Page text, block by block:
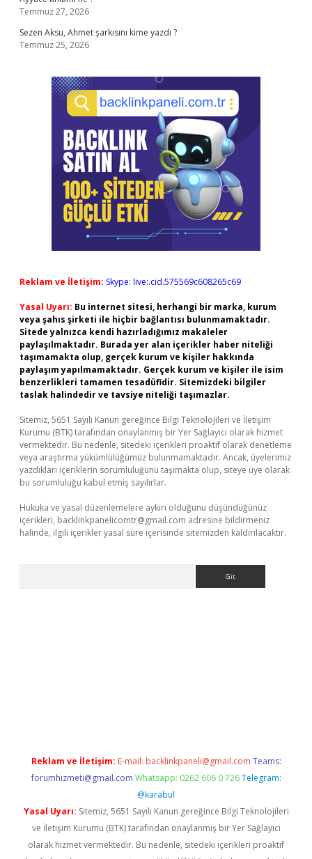
Temmuz 27, 2026
Sezen Aksu, Ahmet şarkısını kime yazdı ?
Temmuz 25, 2026
Reklam ve İletişim: Skype: live:.cid.575569c608265c69
Yasal Uyarı: Bu internet sitesi, herhangi bir marka, kurum
veya şahıs şirketi ile hiçbir bağlantısı bulunmamaktadır.
Sitede yalnızca kendi hazırladığımız makaleler
paylaşılmaktadır. Burada yer alan içerikler haber niteliği
taşımamakta olup, gerçek kurum ve kişiler hakkında
paylaşım yapılmamaktadır. Gerçek kurum ve kişiler ile isim
benzerlikleri tamamen tesadüfidir. Sitemizdeki bilgiler
taslak halindedir ve tavsiye niteliği taşımazlar.
Sitemiz, 5651 Sayılı Kanun gereğince Bilgi Teknolojileri ve İletişim
Kurumu (BTK) tarafından onaylanmış bir Yer Sağlayıcı olarak hizmet
vermektedir. Bu nedenle, sitedeki içerikleri proaktif olarak denetleme
veya araştırma yükümlülüğümüz bulunmamaktadır. Ancak, üyelerimiz
yazdıkları içeriklerin sorumluluğunu taşımakta olup, siteye üye olarak
bu sorumluluğu kabul etmiş sayılırlar.
Hukuka ve yasal düzenlemelere aykırı olduğunu düşündüğünüz
içerikleri, backlinkpanelicomtr@gmail.com adresine bildirmeniz
halinde, ilgili içerikler yasal süre içerisinde sitemizden kaldırılacaktır.
Reklam ve İletişim: E-mail: backlinkpaneli@gmail.com Teams:
forumhizmeti@gmail.com Whatsapp: 0262 606 0 726 Telegram:
@karabul
Yasal Uyarı: Sitemiz, 5651 Sayılı Kanun gereğince Bilgi Teknolojileri
ve İletişim Kurumu (BTK) tarafından onaylanmış bir Yer Sağlayıcı
olarak hizmet vermektedir. Bu nedenle, sitedeki içerikleri proaktif